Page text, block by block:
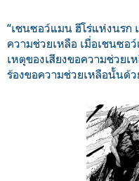
“เชนซอว์แมน ฮีโร่แห่งนรก
ความช่วยเหลือ เมื่อเชนซอ
เหตุของเสียงขอความช่วยเ
ร้องขอความช่วยเหลือนั้นด้ว